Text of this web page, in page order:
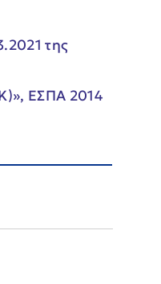
της
ΕΣΠΑ 2014